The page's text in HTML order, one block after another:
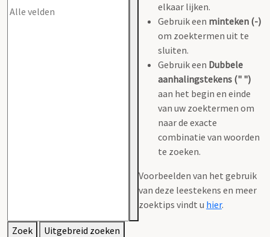
elkaar lijken.
Gebruik een minteken (-)
om zoektermen uit te
sluiten.
Gebruik een Dubbele
aanhalingstekens (" ")
aan het begin en einde
van uw zoektermen om
naar de exacte
combinatie van woorden
te zoeken.
Voorbeelden van het gebruik
van deze leestekens en meer
zoektips vindt u hier.
Zoek Uitgebreid zoeken